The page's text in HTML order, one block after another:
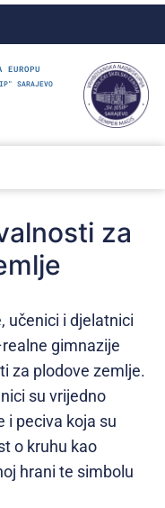
SARAJEVO
za
učenici i djelatnici
gimnazije
za plodove zemlje.
su vrijedno
i peciva koja su
o kruhu kao
hrani te simbolu